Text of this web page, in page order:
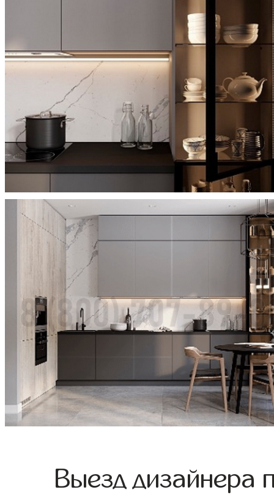
Выезд дизайнера